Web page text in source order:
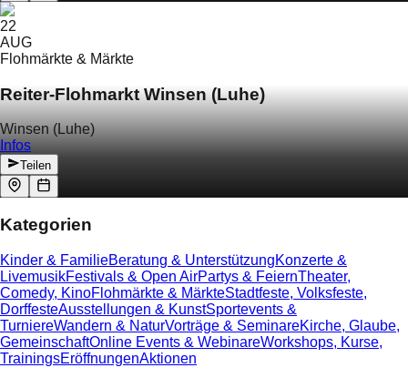
22
AUG
Flohmärkte & Märkte
Reiter-Flohmarkt Winsen (Luhe)
Winsen (Luhe)
Infos
Teilen
Kategorien
Kinder & FamilieBeratung & UnterstützungKonzerte &
LivemusikFestivals & Open AirPartys & FeiernTheater,
Comedy, KinoFlohmärkte & MärkteStadtfeste, Volksfeste,
DorffesteAusstellungen & KunstSportevents &
TurniereWandern & NaturVorträge & SeminareKirche, Glaube,
GemeinschaftOnline Events & WebinareWorkshops, Kurse,
TrainingsEröffnungenAktionen